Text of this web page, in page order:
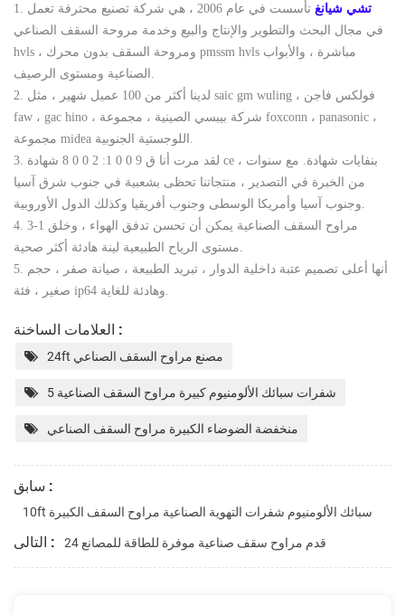
1. تشي شيانغ
تأسست في عام 2006 ، هي شركة تصنيع محترفة تعمل
في مجال البحث والتطوير والإنتاج والبيع وخدمة مروحة السقف الصناعي
hvls ، ومروحة السقف بدون محرك pmssm hvls مباشرة ، والأبواب
2. لدينا أكثر من 100 عميل شهير ، مثل saic gm wuling ، فولكس فاجن
faw ، gac hino ، شركة بيبسي الصينية ، مجموعة foxconn ، panasonic ،
3. لقد مرت أنا ق 9 0 0 1: 2 0 0 8 شهادة ce ، بنفايات شهادة. مع سنوات
من الخبرة في التصدير ، منتجاتنا تحظى بشعبية في جنوب شرق آسيا
4. مراوح السقف الصناعية يمكن أن تحسن تدفق الهواء ، وخلق 1-3
5. أنها أعلى تصميم عتبة داخلية الدوار ، تبريد الطبيعة ، صيانة صفر ، حجم
العلامات الساخنة :
24ft مصنع مراوح السقف الصناعي
5 شفرات سبائك الألومنيوم كبيرة مراوح السقف الصناعية
منخفضة الضوضاء الكبيرة مراوح السقف الصناعي
سابق :
10ft سبائك الألومنيوم شفرات التهوية الصناعية مراوح السقف الكبيرة
التالى : 24 قدم مراوح سقف صناعية موفرة للطاقة للمصانع